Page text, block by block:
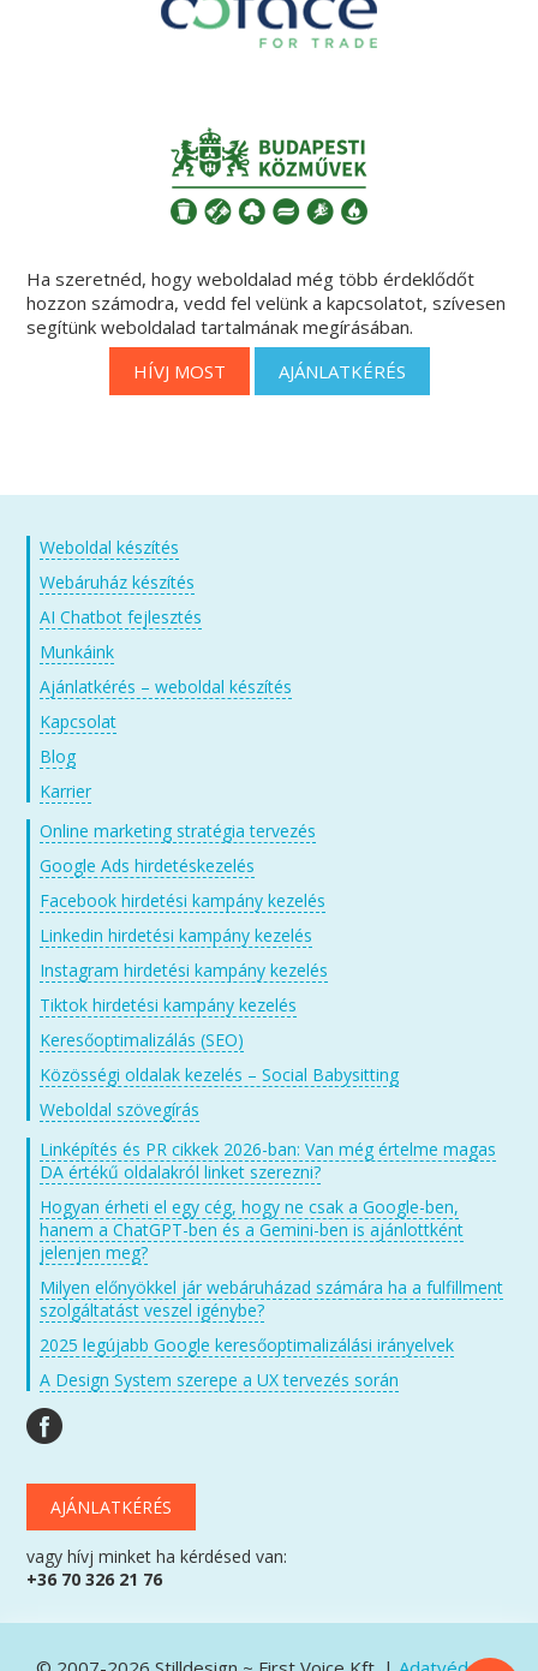
Ha szeretnéd, hogy weboldalad még több érdeklődőt
hozzon számodra, vedd fel velünk a kapcsolatot, szívesen
segítünk weboldalad tartalmának megírásában.
HÍVJ MOST
AJÁNLATKÉRÉS
Weboldal készítés
Webáruház készítés
AI Chatbot fejlesztés
Munkáink
Ajánlatkérés – weboldal készítés
Kapcsolat
Blog
Karrier
Online marketing stratégia tervezés
Google Ads hirdetéskezelés
Facebook hirdetési kampány kezelés
Linkedin hirdetési kampány kezelés
Instagram hirdetési kampány kezelés
Tiktok hirdetési kampány kezelés
Keresőoptimalizálás (SEO)
Közösségi oldalak kezelés – Social Babysitting
Weboldal szövegírás
Linképítés és PR cikkek 2026-ban: Van még értelme magas
DA értékű oldalakról linket szerezni?
Hogyan érheti el egy cég, hogy ne csak a Google-ben,
hanem a ChatGPT-ben és a Gemini-ben is ajánlottként
jelenjen meg?
Milyen előnyökkel jár webáruházad számára ha a fulfillment
szolgáltatást veszel igénybe?
2025 legújabb Google keresőoptimalizálási irányelvek
A Design System szerepe a UX tervezés során
AJÁNLATKÉRÉS
vagy hívj minket ha kérdésed van:
+36 70 326 21 76